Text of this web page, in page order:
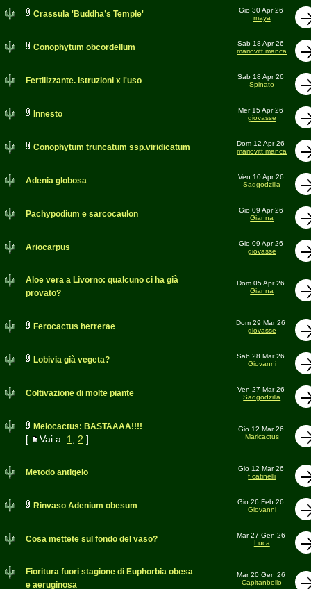
Crassula 'Buddha’s Temple'
Gio 30 Apr 26
maya
Conophytum obcordellum
Sab 18 Apr 26
mariovitt.manca
Fertilizzante. Istruzioni x l'uso
Sab 18 Apr 26
Spinato
Innesto
Mer 15 Apr 26
giovasse
Conophytum truncatum ssp.viridicatum
Dom 12 Apr 26
mariovitt.manca
Adenia globosa
Ven 10 Apr 26
Sadgodzilla
Pachypodium e sarcocaulon
Gio 09 Apr 26
Gianna
Ariocarpus
Gio 09 Apr 26
giovasse
Aloe vera a Livorno: qualcuno ci ha già
provato?
Dom 05 Apr 26
Gianna
Ferocactus herrerae
Dom 29 Mar 26
giovasse
Lobivia già vegeta?
Sab 28 Mar 26
Giovanni
Coltivazione di molte piante
Ven 27 Mar 26
Sadgodzilla
Melocactus: BASTAAAA!!!!
[ Vai a: 1 2 ]
Gio 12 Mar 26
Maricactus
Metodo antigelo
Gio 12 Mar 26
f.catinelli
Rinvaso Adenium obesum
Gio 26 Feb 26
Giovanni
Cosa mettete sul fondo del vaso?
Mar 27 Gen 26
Luca
Fioritura fuori stagione di Euphorbia obesa
e aeruginosa
Mar 20 Gen 26
Capitanbello